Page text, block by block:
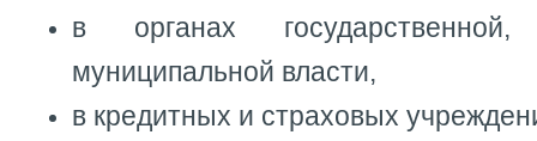
в органах
муниципальной власти,
в кредитных и страховых